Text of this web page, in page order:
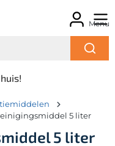
Menu
5 liter
5 liter